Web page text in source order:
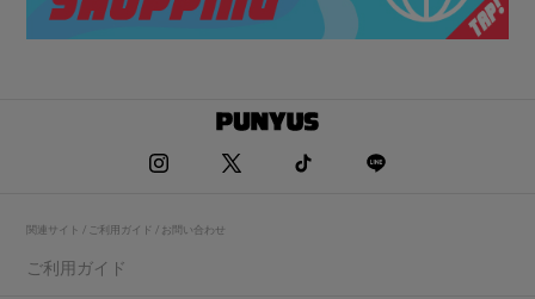
関連サイト / ご利用ガイド / お問い合わせ
ご利用ガイド